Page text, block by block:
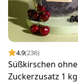
4.9(236)
Süßkirschen ohne
Zuckerzusatz 1 kg